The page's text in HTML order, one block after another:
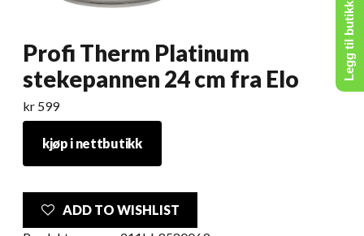
Profi Therm Platinum
stekepannen 24 cm fra Elo
kr 599
kjøp i nettbutikk
ADD TO WISHLIST
Legg til butikk